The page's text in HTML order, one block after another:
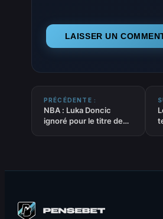
PRÉCÉDENTE :
NBA : Luka Doncic
ignoré pour le titre de